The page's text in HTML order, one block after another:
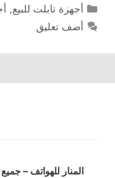
التصنيفات
أجهزة تابلت للبيع,
أضف تعليق
المنار للهواتف –